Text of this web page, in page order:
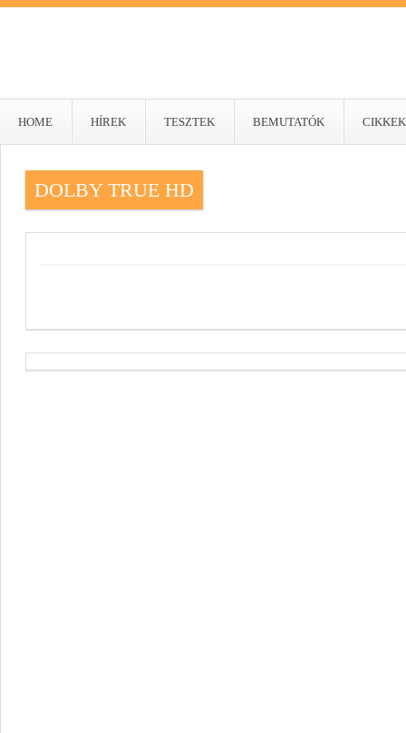
HOME HÍREK TESZTEK BEMUTATÓK CIKKEK
DOLBY TRUE HD